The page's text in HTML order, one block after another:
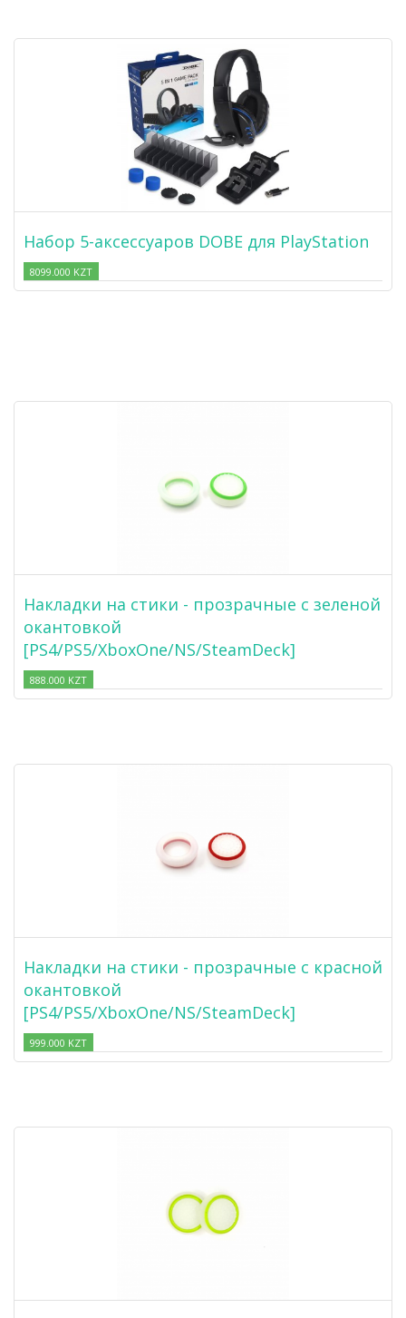
Набор 5-аксессуаров DOBE для PlayStation
8099.000 KZT
Накладки на стики - прозрачные с зеленой
окантовкой
[PS4/PS5/XboxOne/NS/SteamDeck]
888.000 KZT
Накладки на стики - прозрачные с красной
окантовкой
[PS4/PS5/XboxOne/NS/SteamDeck]
999.000 KZT